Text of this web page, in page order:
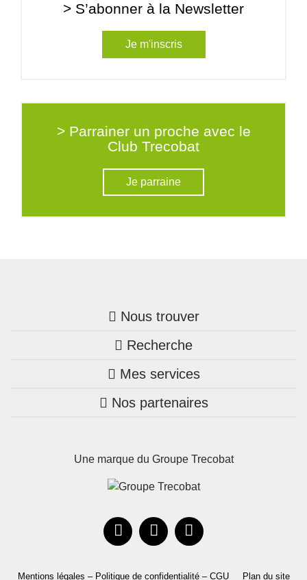
> S’abonner à la Newsletter
Je m'inscris
> Parrainer un proche avec le
Club Trecobat
Je parraine
Nous trouver
Trouver une agence
Bretagne
Pays de la Loire
Occitanie
Recherche
Nos annonces
Maison + terrain
Mes services
Mon compte Trecobois
Parrainez un proche!
Nos partenaires
Une marque du Groupe Trecobat
Mentions légales – Politique de confidentialité – CGU Plan du site